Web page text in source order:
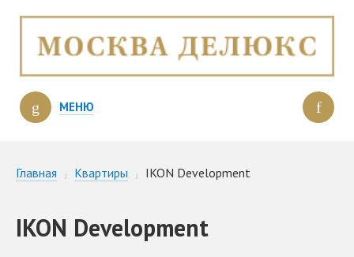
МЕНЮ
Главная Квартиры IKON Development
IKON Development